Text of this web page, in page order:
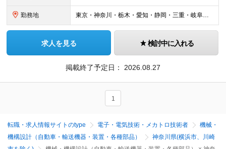
勤務地 東京・神奈川・栃木・愛知・静岡・三重・岐阜のプロジェクト先。 ＜本社＞ 愛知県名古屋市中区錦一丁目6番36号 N.A.Pビル5階 ※転勤はありません。希望エリアを考慮して配属します。 ※U・Iタ
求人を見る 検討中に入れる
掲載終了予定日： 2026.08.27
1
転職・求人情報サイトのtype 電子・電気技術・メカトロ技術者
機械・
機構設計（自動車・輸送機器・装置・各種部品）
神奈川県(横浜市、川崎